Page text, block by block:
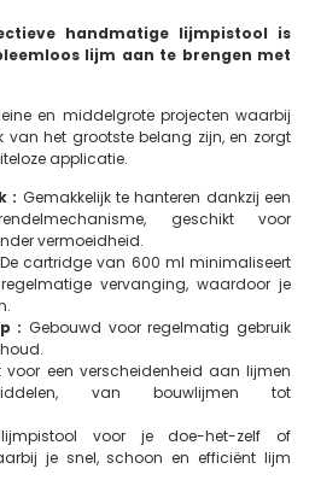
handmatige lijmpistool is
lijm aan te brengen met
en middelgrote projecten waarbij
van het grootste belang zijn, en zorgt
applicatie.
: Gemakkelijk te hanteren dankzij een
geschikt voor
vermoeidheid.
De cartridge van 600 ml minimaliseert
vervanging, waardoor je
: Gebouwd voor regelmatig gebruik
voor een verscheidenheid aan lijmen
van bouwlijmen tot
voor je doe-het-zelf of
je snel, schoon en efficiënt lijm